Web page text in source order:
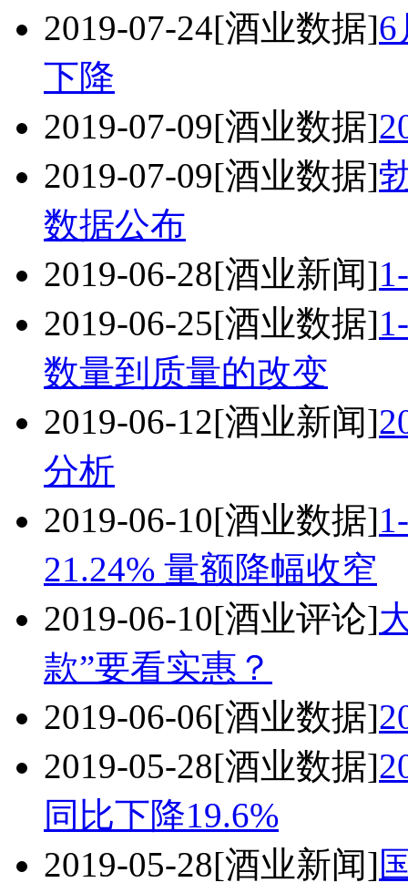
2019-07-24[酒业数据]6
下降
2019-07-09[酒业数据]
2019-07-09[酒业数据]
数据公布
2019-06-28[酒业新闻]
2019-06-25[酒业数据]
数量到质量的改变
2019-06-12[酒业新闻]
分析
2019-06-10[酒业数据]
21.24% 量额降幅收窄
2019-06-10[酒业评论]
款”要看实惠？
2019-06-06[酒业数据]
2019-05-28[酒业数据]
同比下降19.6%
2019-05-28[酒业新闻]